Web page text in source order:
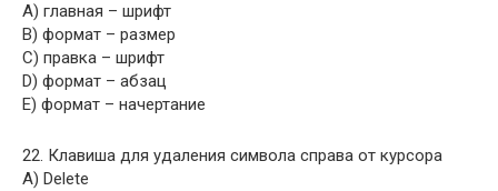
A) главная – шрифт
B) формат – размер
C) правка – шрифт
D) формат – абзац
E) формат – начертание
22. Клавиша для удаления символа справа от курсора
A) Delete